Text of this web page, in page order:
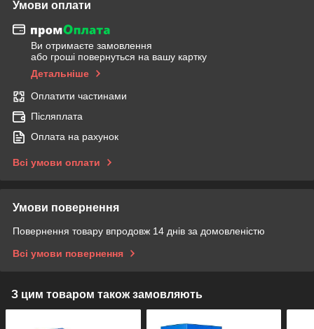
Умови оплати
Ви отримаєте замовлення
або гроші повернуться на вашу картку
Детальніше
Оплатити частинами
Післяплата
Оплата на рахунок
Всі умови оплати
Умови повернення
Повернення товару впродовж 14 днів за домовленістю
Всі умови повернення
З цим товаром також замовляють